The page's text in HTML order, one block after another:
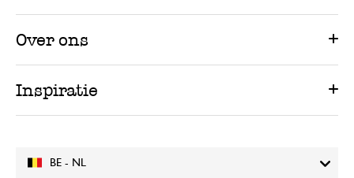
BE - NL
Over ons
Inspiratie